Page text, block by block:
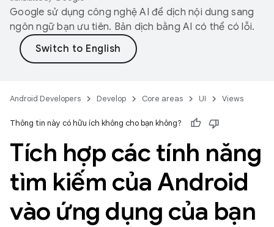
Google sử dụng công nghệ AI để dịch nội dung sang
ngôn ngữ bạn ưu tiên. Bản dịch bằng AI có thể có lỗi.
Android Developers Develop Core areas UI Views
Thông tin này có hữu ích không cho bạn không?
Tích hợp các tính năng
tìm kiếm của Android
vào ứng dụng của bạn